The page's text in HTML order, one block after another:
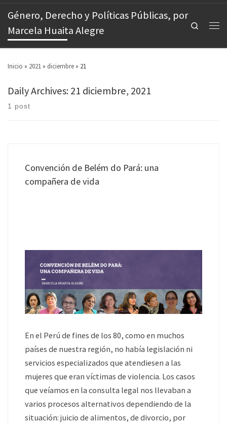
Género, Derecho y Políticas Públicas, por
Marcela Huaita Alegre
Search
Inicio » 2021 » diciembre » 21
Daily Archives:21 diciembre, 2021
1 post
Convención de Belém do Pará: una
compañera de vida
En el Perú de fines de los 80, como en muchos
países de nuestra región, no había legislación ni
servicios especializados que atendiesen a las
mujeres que eran víctimas de violencia. Los casos
que veíamos en la consulta legal nos llevaban a
varios procesos alternativos dependiendo de la
situación: juicio de alimentos, de divorcio, por